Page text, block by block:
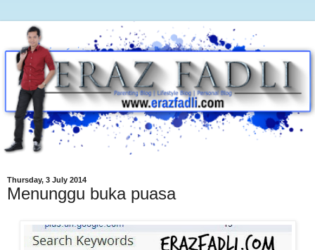
Thursday, 3 July 2014
Menunggu buka puasa